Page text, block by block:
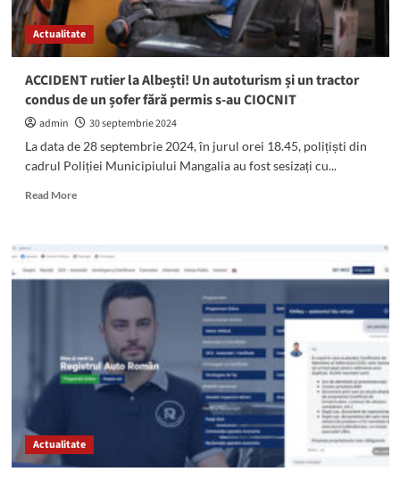
Actualitate
ACCIDENT rutier la Albești! Un autoturism și un tractor
condus de un șofer fără permis s-au CIOCNIT
admin
30 septembrie 2024
La data de 28 septembrie 2024, în jurul orei 18.45, polițiști din
cadrul Poliției Municipiului Mangalia au fost sesizați cu...
Read MoreRead
ACCIDENT
rutier
la
Albești!
autoturism
un
tractor
șofer
fără
Actualitate